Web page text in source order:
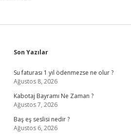
Sidebar
Son Yazılar
Su faturası 1 yıl ödenmezse ne olur ?
Ağustos 8, 2026
Kabotaj Bayramı Ne Zaman ?
Ağustos 7, 2026
Baş eş seslisi nedir ?
Ağustos 6, 2026